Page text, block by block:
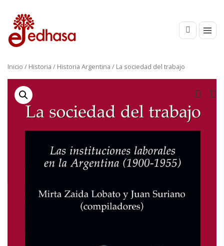
Inicio / Historia / Historia Argentina / La sociedad del trabajo